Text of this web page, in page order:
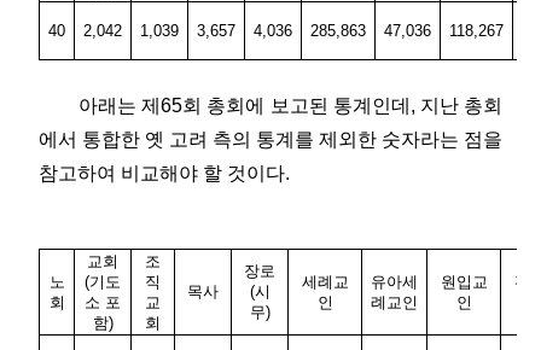
40 2,042 1,039 3,657 4,036 285,863 47,036 118,267
아래는 제65회 총회에 보고된 통계인데, 지난 총회
에서 통합한 옛 고려 측의 통계를 제외한 숫자라는 점을
참고하여 비교해야 할 것이다.
노
회
교회
(기도
소 포
함)
조
직
교
회
목사
장로
(시
무)
세례교
인
유아세
례교인
원입교
인
전